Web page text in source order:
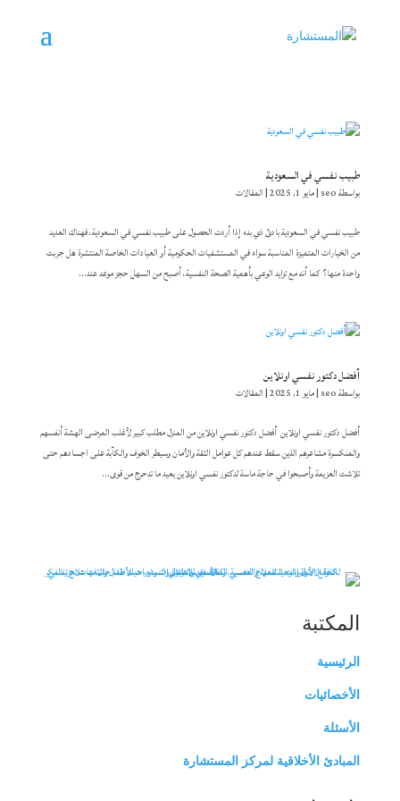
طبيب نفسي في السعودية
بواسطةseo
|مايو 1, 2025 |المقالات
طبيب نفسي في السعودية بادئ ذي بدء إذا أردت الحصول على طبيب نفسي في السعودية، فهناك العديد
من الخيارات المتميزة المناسبة سواء في المستشفيات الحكومية أو العيادات الخاصة المنتشرة هل جربت
واحدة منها؟ كما أنه مع تزايد الوعي بأهمية الصحة النفسية، أصبح من السهل حجز موعد عند...
أفضل دكتور نفسي اونلاين
بواسطةseo
|مايو 1, 2025 |المقالات
أفضل دكتور نفسي اونلاين أفضل دكتور نفسي اونلاين من المنزل مطلب كبير لأغلب المرضى الهشة أنفسهم
والمنكسرة مشاعرهم الذين سقط عندهم كل عوامل الثقة والأمان وسيطر الخوف والكآبة على اجسادهم حتى
تلاشت العزيمة وأصبحوا في حاجة ماسة لدكتور نفسي اونلاين يعيد ما تدحرج من قوى...
المكتبة
الرئيسية
الأخصائيات
الأسئلة
المبادئ الأخلاقية لمركز المستشارة